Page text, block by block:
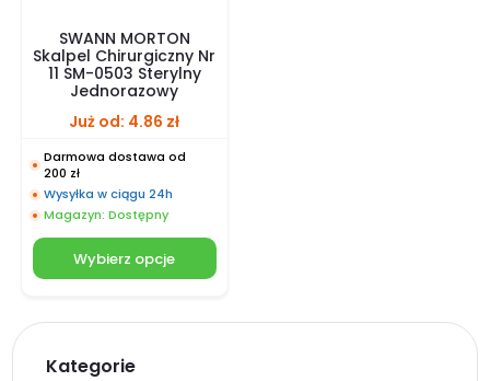
SWANN MORTON
Skalpel Chirurgiczny Nr
11 SM-0503 Sterylny
Jednorazowy
Już od: 4.86 zł
Darmowa dostawa od
200 zł
Wysyłka w ciągu 24h
Magazyn: Dostępny
Wybierz opcje
Kategorie